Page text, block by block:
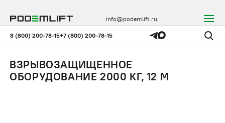
8 (800) 200-78-15+7 (800) 200-78-15
info@podemlift.ru
ВЗРЫВОЗАЩИЩЕННОЕ
ОБОРУДОВАНИЕ 2000 КГ, 12 М